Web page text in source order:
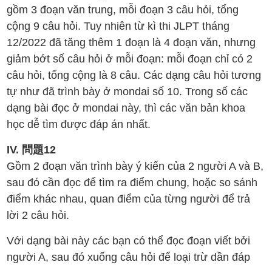
gồm 3 đoạn văn trung, mỗi đoạn 3 câu hỏi, tổng
cộng 9 câu hỏi. Tuy nhiên từ kì thi JLPT tháng
12/2022 đã tăng thêm 1 đoạn là 4 đoạn văn, nhưng
giảm bớt số câu hỏi ở mỗi đoạn: mỗi đoạn chỉ có 2
câu hỏi, tổng cộng là 8 câu. Các dạng câu hỏi tương
tự như đã trình bày ở mondai số 10. Trong số các
dạng bài đọc ở mondai này, thì các văn bản khoa
học dễ tìm được đáp án nhất.
IV. 問題12
Gồm 2 đoạn văn trình bày ý kiến của 2 người A và B,
sau đó cần đọc để tìm ra điểm chung, hoặc so sánh
điểm khác nhau, quan điểm của từng người để trả
lời 2 câu hỏi.
Với dạng bài này các bạn có thể đọc đoạn viết bởi
người A, sau đó xuống câu hỏi để loại trừ dần đáp